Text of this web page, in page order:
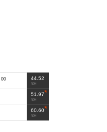
44.52
грн
00
51.97
грн
60.60
грн